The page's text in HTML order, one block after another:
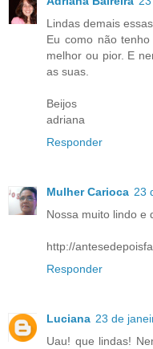
Lindas demais
Eu como não
melhor ou pior. E
as suas.
Beijos
adriana
Responder
Mulher Carioca 23
Nossa muito lindo e
http://
Responder
Luciana 23 de
Uau! que lindas!